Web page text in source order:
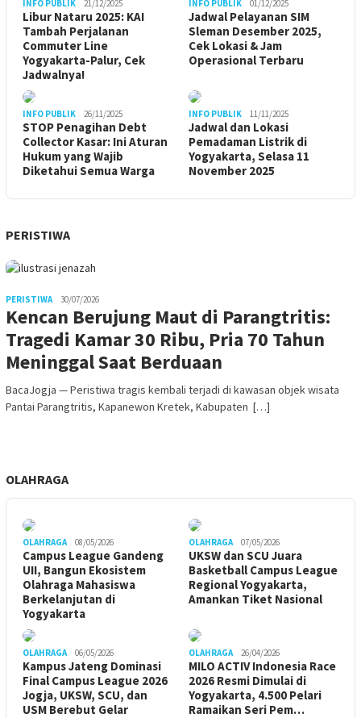
INFO PUBLIK 21/12/2025
Libur Nataru 2025: KAI
Tambah Perjalanan
Commuter Line
Yogyakarta-Palur, Cek
Jadwalnya!
INFO PUBLIK 01/12/2025
Jadwal Pelayanan SIM
Sleman Desember 2025,
Cek Lokasi & Jam
Operasional Terbaru
INFO PUBLIK 26/11/2025
STOP Penagihan Debt
Collector Kasar: Ini Aturan
Hukum yang Wajib
Diketahui Semua Warga
INFO PUBLIK 11/11/2025
Jadwal dan Lokasi
Pemadaman Listrik di
Yogyakarta, Selasa 11
November 2025
PERISTIWA
PERISTIWA 30/07/2026
Kencan Berujung Maut di Parangtritis:
Tragedi Kamar 30 Ribu, Pria 70 Tahun
Meninggal Saat Berduaan
BacaJogja — Peristiwa tragis kembali terjadi di kawasan objek wisata
Pantai Parangtritis, Kapanewon Kretek, Kabupaten […]
OLAHRAGA
OLAHRAGA 08/05/2026
Campus League Gandeng
UII, Bangun Ekosistem
Olahraga Mahasiswa
Berkelanjutan di
Yogyakarta
OLAHRAGA 07/05/2026
UKSW dan SCU Juara
Basketball Campus League
Regional Yogyakarta,
Amankan Tiket Nasional
OLAHRAGA 06/05/2026
Kampus Jateng Dominasi
Final Campus League 2026
Jogja, UKSW, SCU, dan
USM Berebut Gelar
OLAHRAGA 26/04/2026
MILO ACTIV Indonesia Race
2026 Resmi Dimulai di
Yogyakarta, 4.500 Pelari
Ramaikan Seri Pem…